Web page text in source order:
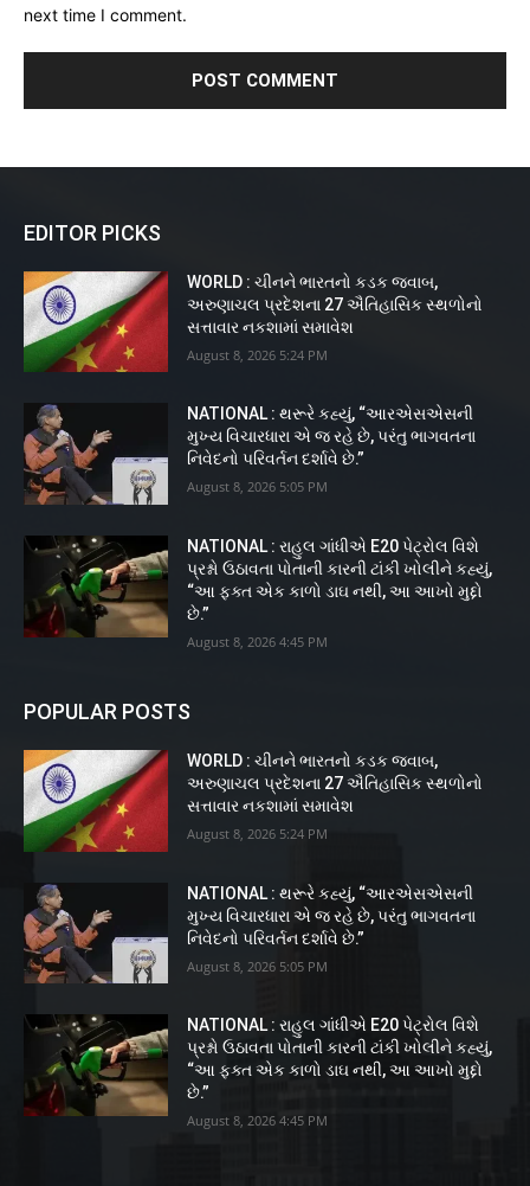
next time I comment.
EDITOR PICKS
WORLD : ચીનને ભારતનો કડક જવાબ,
અરુણાચલ પ્રદેશના 27 ઐતિહાસિક સ્થળોનો
સત્તાવાર નકશામાં સમાવેશ
August 8, 2026 5:24 PM
NATIONAL : થરૂરે કહ્યું, “આરએસએસની
મુખ્ય વિચારધારા એ જ રહે છે, પરંતુ ભાગવતના
નિવેદનો પરિવર્તન દર્શાવે છે.”
August 8, 2026 5:05 PM
NATIONAL : રાહુલ ગાંધીએ E20 પેટ્રોલ વિશે
પ્રશ્નો ઉઠાવતા પોતાની કારની ટાંકી ખોલીને કહ્યું,
“આ ફક્ત એક કાળો ડાઘ નથી, આ આખો મુદ્દો
છે.”
August 8, 2026 4:45 PM
POPULAR POSTS
WORLD : ચીનને ભારતનો કડક જવાબ,
અરુણાચલ પ્રદેશના 27 ઐતિહાસિક સ્થળોનો
સત્તાવાર નકશામાં સમાવેશ
August 8, 2026 5:24 PM
NATIONAL : થરૂરે કહ્યું, “આરએસએસની
મુખ્ય વિચારધારા એ જ રહે છે, પરંતુ ભાગવતના
નિવેદનો પરિવર્તન દર્શાવે છે.”
August 8, 2026 5:05 PM
NATIONAL : રાહુલ ગાંધીએ E20 પેટ્રોલ વિશે
પ્રશ્નો ઉઠાવતા પોતાની કારની ટાંકી ખોલીને કહ્યું,
“આ ફક્ત એક કાળો ડાઘ નથી, આ આખો મુદ્દો
છે.”
August 8, 2026 4:45 PM